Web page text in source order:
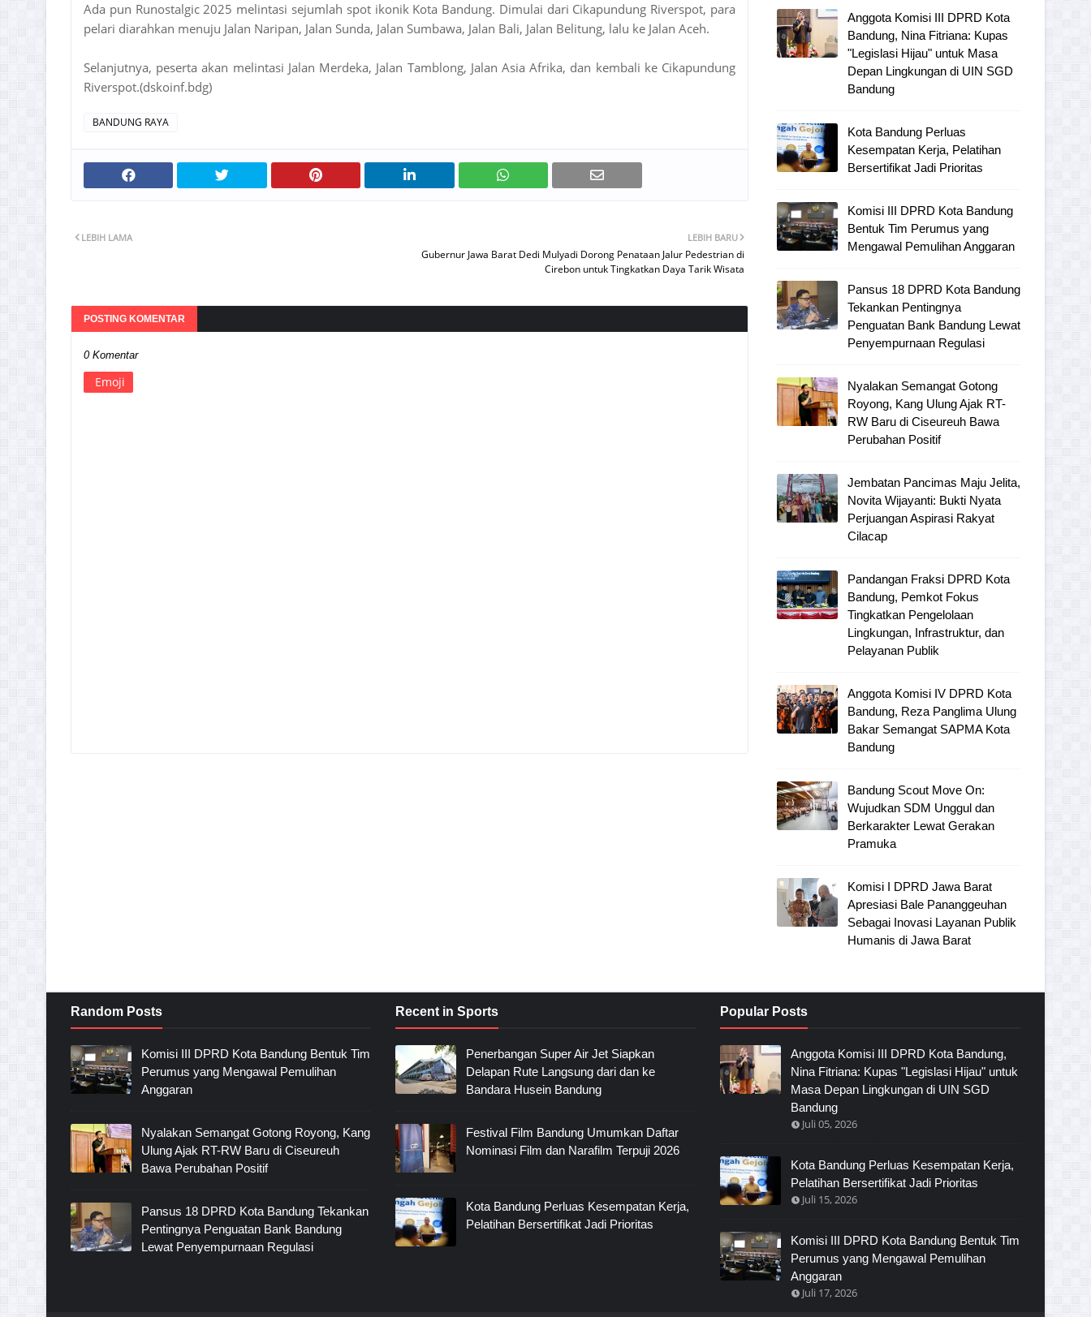
Ada pun Runostalgic 2025 melintasi sejumlah spot ikonik Kota Bandung. Dimulai dari Cikapundung Riverspot, para
pelari diarahkan menuju Jalan Naripan, Jalan Sunda, Jalan Sumbawa, Jalan Bali, Jalan Belitung, lalu ke Jalan Aceh.
Selanjutnya, peserta akan melintasi Jalan Merdeka, Jalan Tamblong, Jalan Asia Afrika, dan kembali ke Cikapundung
Riverspot.(dskoinf.bdg)
BANDUNG RAYA
LEBIH BARU
Gubernur Jawa Barat Dedi Mulyadi Dorong Penataan Jalur Pedestrian di
Cirebon untuk Tingkatkan Daya Tarik Wisata
LEBIH LAMA
POSTING KOMENTAR
0 Komentar
Emoji
Anggota Komisi III DPRD Kota
Bandung, Nina Fitriana: Kupas
"Legislasi Hijau" untuk Masa
Depan Lingkungan di UIN SGD
Bandung
Kota Bandung Perluas
Kesempatan Kerja, Pelatihan
Bersertifikat Jadi Prioritas
Komisi III DPRD Kota Bandung
Bentuk Tim Perumus yang
Mengawal Pemulihan Anggaran
Pansus 18 DPRD Kota Bandung
Tekankan Pentingnya
Penguatan Bank Bandung Lewat
Penyempurnaan Regulasi
Nyalakan Semangat Gotong
Royong, Kang Ulung Ajak RT-
RW Baru di Ciseureuh Bawa
Perubahan Positif
Jembatan Pancimas Maju Jelita,
Novita Wijayanti: Bukti Nyata
Perjuangan Aspirasi Rakyat
Cilacap
Pandangan Fraksi DPRD Kota
Bandung, Pemkot Fokus
Tingkatkan Pengelolaan
Lingkungan, Infrastruktur, dan
Pelayanan Publik
Anggota Komisi IV DPRD Kota
Bandung, Reza Panglima Ulung
Bakar Semangat SAPMA Kota
Bandung
Bandung Scout Move On:
Wujudkan SDM Unggul dan
Berkarakter Lewat Gerakan
Pramuka
Komisi I DPRD Jawa Barat
Apresiasi Bale Pananggeuhan
Sebagai Inovasi Layanan Publik
Humanis di Jawa Barat
Random Posts
Komisi III DPRD Kota Bandung Bentuk Tim
Perumus yang Mengawal Pemulihan
Anggaran
Nyalakan Semangat Gotong Royong, Kang
Ulung Ajak RT-RW Baru di Ciseureuh
Bawa Perubahan Positif
Pansus 18 DPRD Kota Bandung Tekankan
Pentingnya Penguatan Bank Bandung
Lewat Penyempurnaan Regulasi
Recent in Sports
Penerbangan Super Air Jet Siapkan
Delapan Rute Langsung dari dan ke
Bandara Husein Bandung
Festival Film Bandung Umumkan Daftar
Nominasi Film dan Narafilm Terpuji 2026
Kota Bandung Perluas Kesempatan Kerja,
Pelatihan Bersertifikat Jadi Prioritas
Popular Posts
Anggota Komisi III DPRD Kota Bandung,
Nina Fitriana: Kupas "Legislasi Hijau" untuk
Masa Depan Lingkungan di UIN SGD
Bandung
Juli 05, 2026
Kota Bandung Perluas Kesempatan Kerja,
Pelatihan Bersertifikat Jadi Prioritas
Juli 15, 2026
Komisi III DPRD Kota Bandung Bentuk Tim
Perumus yang Mengawal Pemulihan
Anggaran
Juli 17, 2026